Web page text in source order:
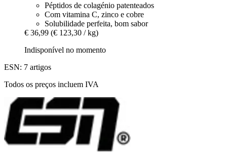
Péptidos de colagénio patenteados
Com vitamina C, zinco e cobre
Solubilidade perfeita, bom sabor
€ 36,99 (€ 123,30 / kg)
Indisponível no momento
ESN: 7 artigos
Todos os preços incluem IVA